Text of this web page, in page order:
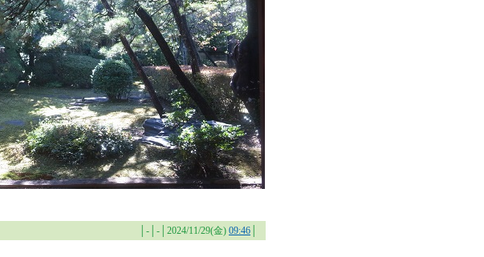
│-│-│2024/11/29(金) 09:46